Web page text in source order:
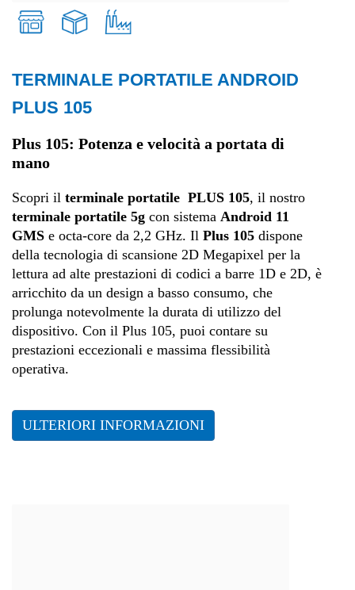
Trasporti e logistica
TERMINALE PORTATILE ANDROID
PLUS 105
Plus 105: Potenza e velocità a portata di
mano
Scopri il terminale portatile PLUS 105, il nostro
terminale portatile 5g con sistema Android 11
GMS e octa-core da 2,2 GHz. Il Plus 105 dispone
della tecnologia di scansione 2D Megapixel per la
lettura ad alte prestazioni di codici a barre 1D e 2D, è
arricchito da un design a basso consumo, che
prolunga notevolmente la durata di utilizzo del
dispositivo. Con il Plus 105, puoi contare su
prestazioni eccezionali e massima flessibilità
operativa.
ULTERIORI INFORMAZIONI